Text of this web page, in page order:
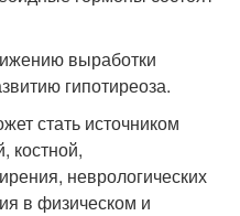
выработки
гипотиреоза.
стать источником
костной,
неврологических
в физическом и